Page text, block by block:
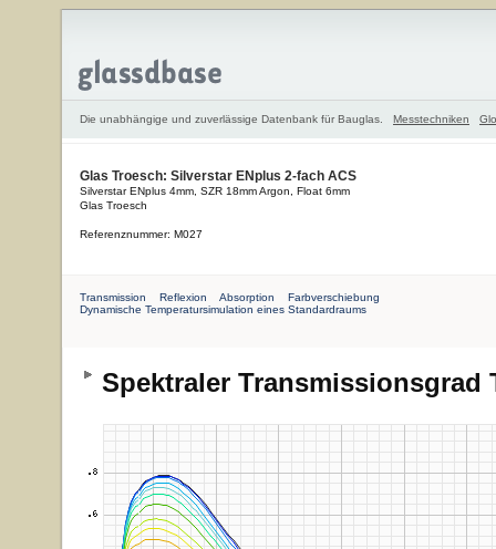
Die unabhängige und zuverlässige Datenbank für Bauglas. Messtechniken
Glas Troesch: Silverstar ENplus 2-fach ACS
Silverstar ENplus 4mm, SZR 18mm Argon, Float 6mm
Glas Troesch
Referenznummer: M027
Transmission Reflexion Absorption
Farbverschiebung
Dynamische Temperatursimulation eines Standardraums
Spektraler